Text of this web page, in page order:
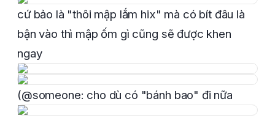
cứ bảo là "thôi mập lắm hix" mà có bít đâu là
bận vào thì mập ốm gì cũng sẽ được khen
ngay
(@someone: cho dù có "bánh bao" đi nữa